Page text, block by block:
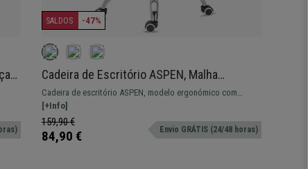
SALDOS -47%
Cadeira de Escritório ASPEN, Malha
Respirável, Assento Acolchoado e Preço
Incrível, Cor Preto
Cadeira de escritório ASPEN, modelo ergonómico com
encosto em malha respirável, e assento com grosso
acolchoado.
[+Info]
159,90 €
84,90 € Envio GRÁTIS (24/48 horas)